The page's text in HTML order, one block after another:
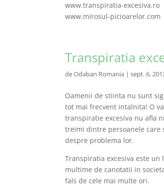
www.transpiratia-excesiva.ro
www.mirosul-picioarelor.com
Transpiratia
deOdaban Romania |sept. 6,
Oamenii de stiinta nu sunt
tot mai frecvent intalnita! O
transpiratie excesiva nu afla
treimi dintre persoanele care
despre problema lor.
Transpiratia excesiva este
multime de canotatii in
fals de cele mai multe ori.